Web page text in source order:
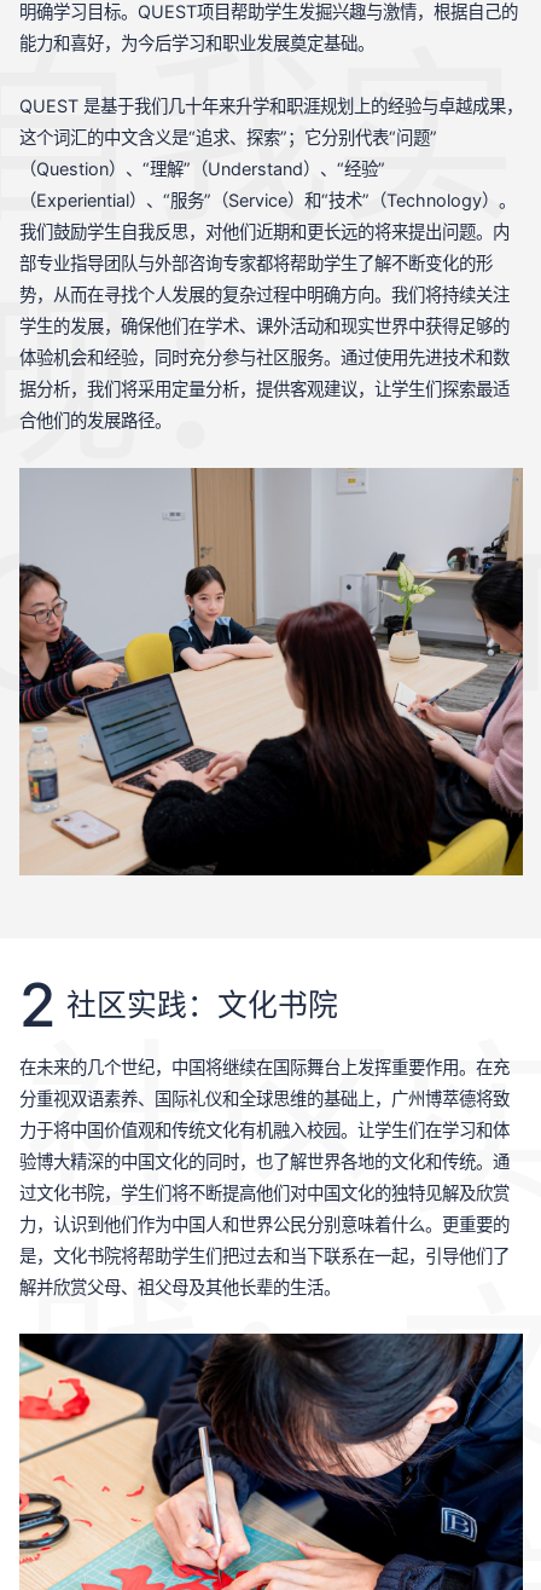
我实
：
明确学习目标。QUEST项目帮助学生发掘兴趣与激情，根据自己的
能力和喜好，为今后学习和职业发展奠定基础。
QUEST 是基于我们几十年来升学和职涯规划上的经验与卓越成果，
这个词汇的中文含义是“追求、探索”；它分别代表“问题”
（Question）、“理解”（Understand）、“经验”
（Experiential）、“服务”（Service）和“技术”（Technology）。
我们鼓励学生自我反思，对他们近期和更长远的将来提出问题。内
部专业指导团队与外部咨询专家都将帮助学生了解不断变化的形
势，从而在寻找个人发展的复杂过程中明确方向。我们将持续关注
学生的发展，确保他们在学术、课外活动和现实世界中获得足够的
体验机会和经验，同时充分参与社区服务。通过使用先进技术和数
据分析，我们将采用定量分析，提供客观建议，让学生们探索最适
合他们的发展路径。
社区
践：
2 社区实践：文化书院
在未来的几个世纪，中国将继续在国际舞台上发挥重要作用。在充
分重视双语素养、国际礼仪和全球思维的基础上，广州博萃德将致
力于将中国价值观和传统文化有机融入校园。让学生们在学习和体
验博大精深的中国文化的同时，也了解世界各地的文化和传统。通
过文化书院，学生们将不断提高他们对中国文化的独特见解及欣赏
力，认识到他们作为中国人和世界公民分别意味着什么。更重要的
是，文化书院将帮助学生们把过去和当下联系在一起，引导他们了
解并欣赏父母、祖父母及其他长辈的生活。